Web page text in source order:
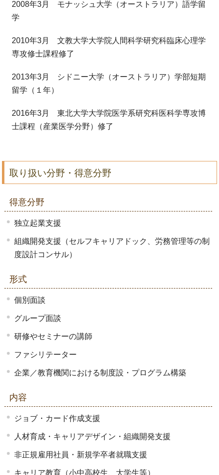
2008年3月 モナッシュ大学（オーストラリア）語学留
学
2010年3月 文教大学大学院人間科学研究科臨床心理学
専攻修士課程修了
2013年3月 シドニー大学（オーストラリア）学部短期
留学（１年）
2016年3月 東北大学大学院医学系研究科医科学専攻博
士課程（産業医学分野）修了
取り扱い分野・得意分野
得意分野
独立起業支援
組織開発支援（セルフキャリアドック、労務管理等の制
度設計コンサル）
形式
個別面談
グループ面談
研修やセミナーの講師
ファシリテーター
企業／教育機関における制度設・プログラム構築
内容
ジョブ・カード作成支援
人材育成・キャリアデザイン・組織開発支援
非正規雇用社員・新規学卒者就職支援
キャリア教育（小中高校生、大学生等）